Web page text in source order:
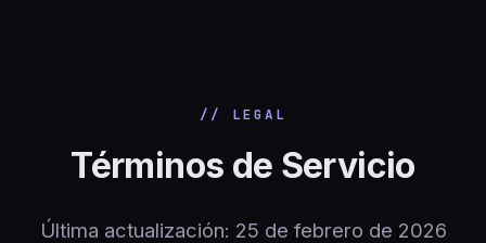
🇯🇵日本語
// LEGAL
Términos de Servicio
Última actualización: 25 de febrero de 2026